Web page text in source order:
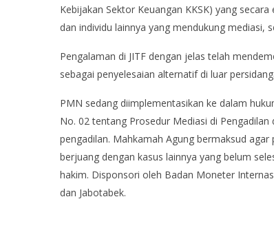
Kebijakan Sektor Keuangan KKSK) yang
dan individu lainnya yang mendukung mediasi,
Pengalaman di JITF dengan jelas telah
sebagai penyelesaian alternatif di luar
PMN sedang diimplementasikan ke dalam
No. 02 tentang Prosedur Mediasi di
pengadilan. Mahkamah Agung bermaksud
berjuang dengan kasus lainnya yang belum
hakim. Disponsori oleh Badan Moneter
dan Jabotabek.